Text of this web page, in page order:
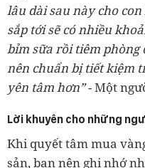
lâu dài sau này cho
sắp tới sẽ có nhiều
bỉm sữa rồi tiêm phòng
nên chuẩn bị tiết kiệm
yên tâm hơn”- Một
Lời khuyên cho những
Khi quyết tâm mua
sản, bạn nên ghi nhớ